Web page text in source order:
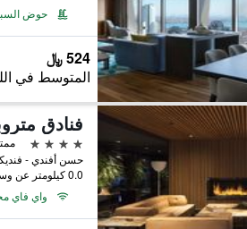
حوض
524 ﷼
المتوسط في
4 نجوم
حسن أفندي - فنديكلي 47,
0.0 كيلومتر عن وسط المدينة
واي فاي